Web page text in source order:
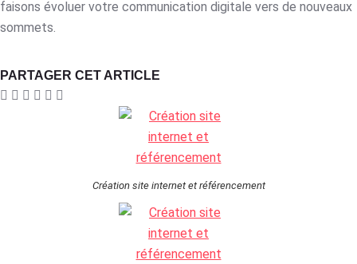
faisons évoluer votre communication digitale vers de nouveaux
sommets.
PARTAGER CET ARTICLE
Création site internet et référencement